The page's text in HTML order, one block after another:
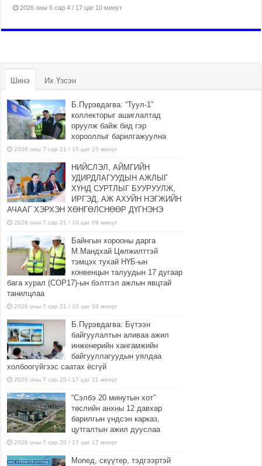
2026 оны 6 сар 4 / 17 цаг 10 минут
Шинэ Их Үзсэн
Б.Пүрэвдагва: “Туул-1”
коллекторыг ашиглалтад
оруулж байж бид гэр
хорооллыг барилгажуулна
2026 оны 7 сар 21 / 10 цаг 15 минут
НИЙСЛЭЛ, АЙМГИЙН
УДИРДЛАГУУДЫН АЖЛЫГ
ХҮНД СУРТЛЫГ БУУРУУЛЖ,
ИРГЭД, АЖ АХУЙН НЭГЖИЙН
АЧААГ ХЭРХЭН ХӨНГӨЛСНӨӨР ДҮГНЭНЭ
2026 оны 7 сар 21 / 10 цаг 09 минут
Байнгын хорооны дарга
М.Мандхай Цөлжилттэй
тэмцэх тухай НҮБ-ын
конвенцын талуудын 17 дугаар
бага хурал (СОР17)-ын бэлтгэл ажлын явцтай
танилцлаа
2026 оны 7 сар 21 / 10 цаг 03 минут
Б.Пүрэвдагва: Бүтээн
байгуулалтын аливаа ажил
инженерийн хангамжийн
байгууллагуудын уялдаа
холбоогүйгээс саатах ёсгүй
2026 оны 7 сар 20 / 17 цаг 21 минут
“Сэлбэ 20 минутын хот”
төслийн анхны 12 давхар
барилгын үндсэн карказ,
цутгалтын ажил дууслаа
2026 оны 7 сар 20 / 17 цаг 17 минут
Мопед, скүүтер, тэдгээртэй